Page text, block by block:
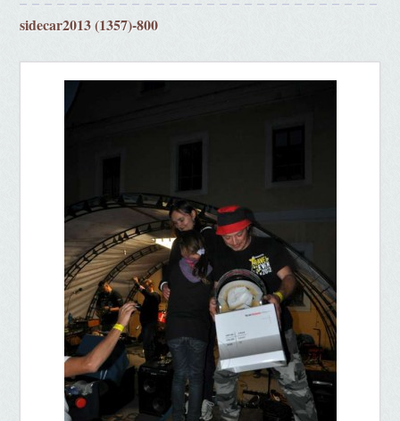
sidecar2013 (1357)-800